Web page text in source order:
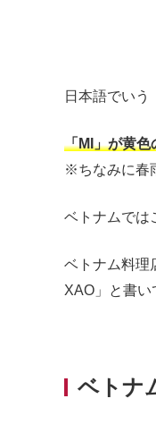
日本語でいう
「MI」が黄色
※ちなみに春
ベトナムでは
ベトナム料理
XAO」と書い
ベトナ